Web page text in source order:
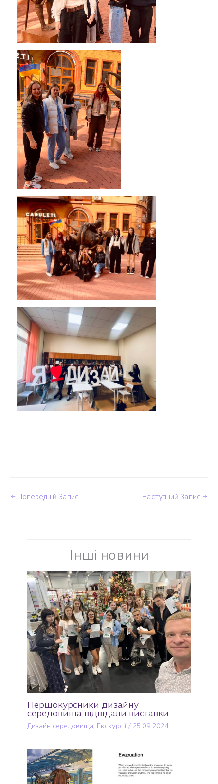
← Попередній Запис Наступний Запис →
Інші новини
Першокурсники дизайну
середовища відвідали виставки
Дизайн середовища Екскурсії / 25.09.2024